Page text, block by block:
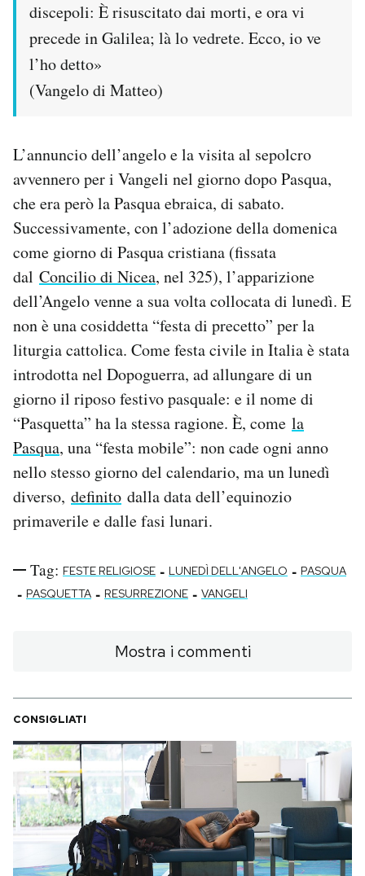
discepoli: È risuscitato dai morti, e ora vi
precede in Galilea; là lo vedrete. Ecco, io ve
l’ho detto»
(Vangelo di Matteo)
L’annuncio dell’angelo e la visita al sepolcro
avvennero per i Vangeli nel giorno dopo Pasqua,
che era però la Pasqua ebraica, di sabato.
Successivamente, con l’adozione della domenica
come giorno di Pasqua cristiana (fissata
dal Concilio di Nicea, nel 325), l’apparizione
dell’Angelo venne a sua volta collocata di lunedì. E
non è una cosiddetta “festa di precetto” per la
liturgia cattolica. Come festa civile in Italia è stata
introdotta nel Dopoguerra, ad allungare di un
giorno il riposo festivo pasquale: e il nome di
“Pasquetta” ha la stessa ragione. È, come la
Pasqua, una “festa mobile”: non cade ogni anno
nello stesso giorno del calendario, ma un lunedì
diverso, definito dalla data dell’equinozio
primaverile e dalle fasi lunari.
Tag: FESTE RELIGIOSE - LUNEDÌ DELL'ANGELO - PASQUA
- PASQUETTA - RESURREZIONE - VANGELI
Mostra i commenti
CONSIGLIATI